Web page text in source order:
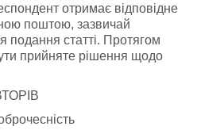
отримає відповідне
поштою, зазвичай
подання статті. Протягом
прийняте рішення щодо